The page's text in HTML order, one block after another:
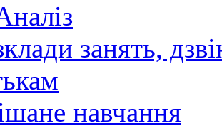
занять,
навчання